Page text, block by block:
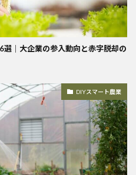
選｜大企業の参入動向と赤字脱却の
DIYスマート農業